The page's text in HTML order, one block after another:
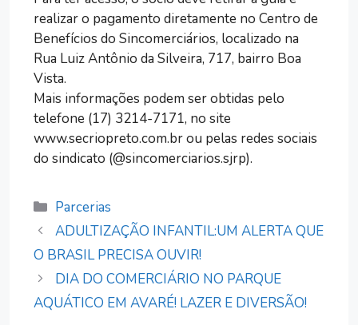
realizar o pagamento diretamente no Centro de
Benefícios do Sincomerciários, localizado na
Rua Luiz Antônio da Silveira, 717, bairro Boa
Vista.
Mais informações podem ser obtidas pelo
telefone (17) 3214-7171, no site
www.secriopreto.com.br ou pelas redes sociais
do sindicato (@sincomerciarios.sjrp).
Categorias
Parcerias
ADULTIZAÇÃO INFANTIL:UM ALERTA QUE
O BRASIL PRECISA OUVIR!
DIA DO COMERCIÁRIO NO PARQUE
AQUÁTICO EM AVARÉ! LAZER E DIVERSÃO!